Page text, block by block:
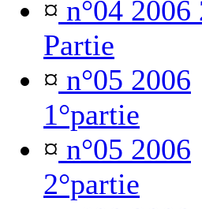
¤ n°04 2006
Partie
¤ n°05 2006
1°partie
¤ n°05 2006
2°partie